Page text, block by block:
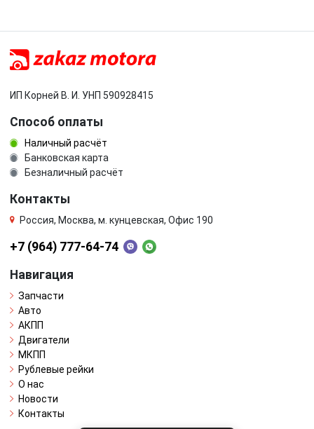
ИП Корней В. И. УНП 590928415
Способ оплаты
Наличный расчёт
Банковская карта
Безналичный расчёт
Контакты
Россия, Москва, м. кунцевская, Офис 190
+7 (964) 777-64-74
Навигация
Запчасти
Авто
АКПП
Двигатели
МКПП
Рублевые рейки
О нас
Новости
Контакты